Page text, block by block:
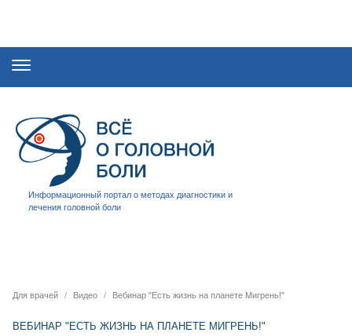
Информационный портал о методах диагностики и
лечения головной боли
Для врачей Видео Вебинар "Есть жизнь на планете Мигрень!"
ВЕБИНАР "ЕСТЬ ЖИЗНЬ НА ПЛАНЕТЕ МИГРЕНЬ!"